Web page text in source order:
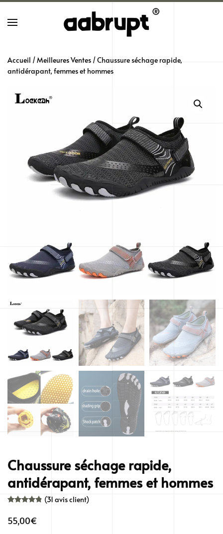
main
content
Accueil /Meilleures Ventes / Chaussure séchage rapide,
antidérapant, femmes et hommes
Chaussure séchage rapide,
antidérapant, femmes et hommes
Noté4.87sur 5 basé sur
31
(31 avis client)
55,00€